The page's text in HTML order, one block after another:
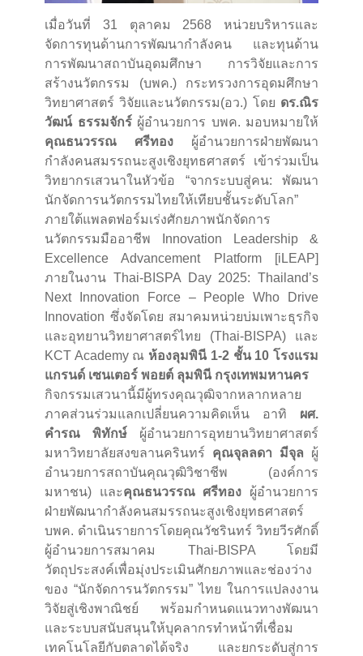
เมื่อวันที่ 31 ตุลาคม 2568 หน่วยบริหารและ
จัดการทุนด้านการพัฒนากำลังคน และทุนด้าน
การพัฒนาสถาบันอุดมศึกษา การวิจัยและการ
สร้างนวัตกรรม (บพค.) กระทรวงการอุดมศึกษา
วิทยาศาสตร์ วิจัยและนวัตกรรม(อว.) โดย ดร.ณิร
วัฒน์ ธรรมจักร์ผู้อำนวยการ บพค. มอบหมายให้
คุณธนวรรณ ศรีทอง ผู้อำนวยการฝ่ายพัฒนา
กำลังคนสมรรถนะสูงเชิงยุทธศาสตร์ เข้าร่วมเป็น
วิทยากรเสวนาในหัวข้อ “จากระบบสู่คน: พัฒนา
นักจัดการนวัตกรรมไทยให้เทียบชั้นระดับโลก”
ภายใต้แพลตฟอร์มเร่งศักยภาพนักจัดการ
นวัตกรรมมืออาชีพ Innovation Leadership &
Excellence Advancement Platform [iLEAP]
ภายในงาน Thai-BISPA Day 2025: Thailand’s
Next Innovation Force – People Who Drive
Innovation ซึ่งจัดโดย สมาคมหน่วยบ่มเพาะธุรกิจ
และอุทยานวิทยาศาสตร์ไทย (Thai-BISPA) และ
KCT Academy ณ ห้องลุมพินี 1-2 ชั้น 10 โรงแรม
แกรนด์ เซนเตอร์ พอยต์ ลุมพินี กรุงเทพมหานคร
กิจกรรมเสวนานี้มีผู้ทรงคุณวุฒิจากหลากหลาย
ภาคส่วนร่วมแลกเปลี่ยนความคิดเห็น อาทิ ผศ.
คำรณ พิทักษ์ ผู้อำนวยการอุทยานวิทยาศาสตร์
มหาวิทยาลัยสงขลานครินทร์ คุณจุลลดา มีจุล ผู้
อำนวยการสถาบันคุณวุฒิวิชาชีพ (องค์การ
มหาชน) และคุณธนวรรณ ศรีทอง ผู้อำนวยการ
ฝ่ายพัฒนากำลังคนสมรรถนะสูงเชิงยุทธศาสตร์
บพค. ดำเนินรายการโดยคุณวัชรินทร์ วิทยวีรศักดิ์
ผู้อำนวยการสมาคม Thai-BISPA โดยมี
วัตถุประสงค์เพื่อมุ่งประเมินศักยภาพและช่องว่าง
ของ “นักจัดการนวัตกรรม” ไทย ในการแปลงงาน
วิจัยสู่เชิงพาณิชย์ พร้อมกำหนดแนวทางพัฒนา
และระบบสนับสนุนให้บุคลากรทำหน้าที่เชื่อม
เทคโนโลยีกับตลาดได้จริง และยกระดับสู่การ